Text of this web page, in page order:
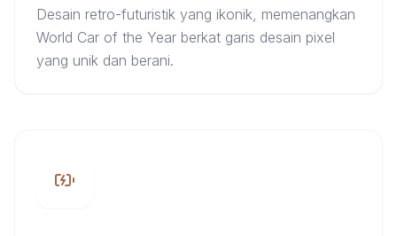
Desain retro-futuristik yang ikonik, memenangkan
World Car of the Year berkat garis desain pixel
yang unik dan berani.